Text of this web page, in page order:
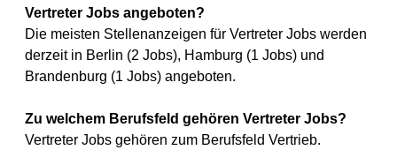
Vertreter Jobs angeboten?
Die meisten Stellenanzeigen für Vertreter Jobs werden
derzeit in Berlin (2 Jobs), Hamburg (1 Jobs) und
Brandenburg (1 Jobs) angeboten.
Zu welchem Berufsfeld gehören Vertreter Jobs?
Vertreter Jobs gehören zum Berufsfeld Vertrieb.